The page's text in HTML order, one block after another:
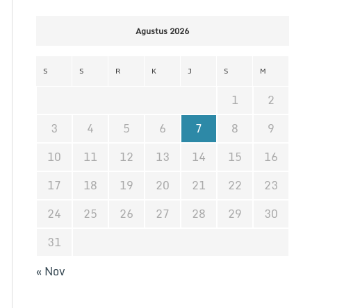
Agustus 2026
S S R K J S M
1
2
3
4 5 6 7 8
9
10
11 12 13 14 15
16
17
18 19 20 21 22
23
24
25 26 27 28 29
30
31
« Nov